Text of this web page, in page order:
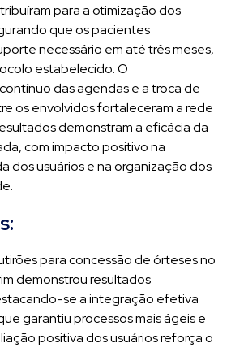
para a otimização dos
que os pacientes
necessário em até três meses,
estabelecido. O
das agendas e a troca de
os envolvidos fortaleceram a rede
demonstram a eficácia da
com impacto positivo na
dos usuários e na organização dos
para concessão de órteses no
demonstrou resultados
se a integração efetiva
garantiu processos mais ágeis e
positiva dos usuários reforça o